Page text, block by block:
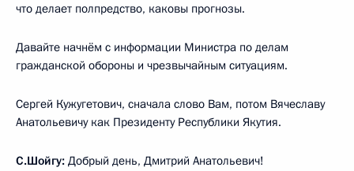
что делает полпредство, каковы прогнозы.
Давайте начнём с информации Министра по делам
гражданской обороны и чрезвычайным ситуациям.
Сергей Кужугетович, сначала слово Вам, потом Вячеславу
Анатольевичу как Президенту Республики Якутия.
С.Шойгу: Добрый день, Дмитрий Анатольевич!